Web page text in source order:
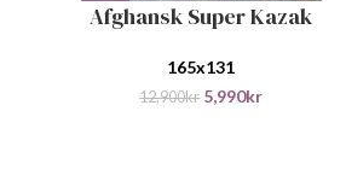
Afghansk Super Kazak
165x131
12,900kr 5,990kr